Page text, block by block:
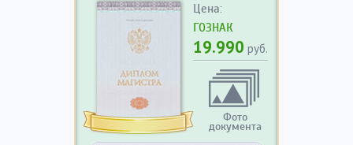
Цена:
ГОЗНАК
19.990 руб.
Фото
документа